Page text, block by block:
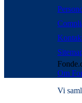
Om
Vi